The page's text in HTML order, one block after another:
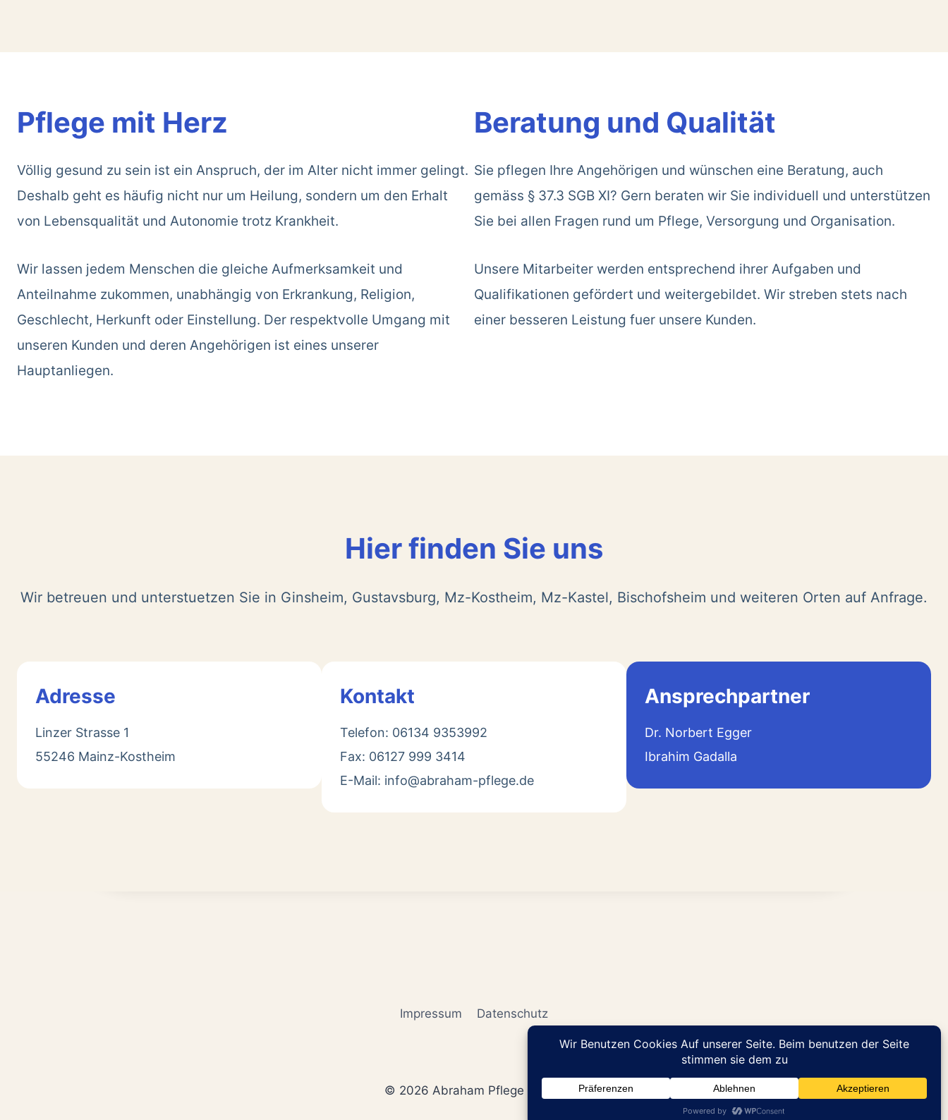
Pflege mit Herz
Völlig gesund zu sein ist ein Anspruch, der im Alter nicht immer gelingt.
Deshalb geht es häufig nicht nur um Heilung, sondern um den Erhalt
von Lebensqualität und Autonomie trotz Krankheit.
Wir lassen jedem Menschen die gleiche Aufmerksamkeit und
Anteilnahme zukommen, unabhängig von Erkrankung, Religion,
Geschlecht, Herkunft oder Einstellung. Der respektvolle Umgang mit
unseren Kunden und deren Angehörigen ist eines unserer
Hauptanliegen.
Beratung und Qualität
Sie pflegen Ihre Angehörigen und wünschen eine Beratung, auch
gemäss § 37.3 SGB XI? Gern beraten wir Sie individuell und unterstützen
Sie bei allen Fragen rund um Pflege, Versorgung und Organisation.
Unsere Mitarbeiter werden entsprechend ihrer Aufgaben und
Qualifikationen gefördert und weitergebildet. Wir streben stets nach
einer besseren Leistung fuer unsere Kunden.
Hier finden Sie uns
Wir betreuen und unterstuetzen Sie in Ginsheim, Gustavsburg, Mz-Kostheim, Mz-Kastel, Bischofsheim und weiteren Orten auf Anfrage.
Adresse
Linzer Strasse 1
55246 Mainz-Kostheim
Kontakt
Telefon: 06134 9353992
Fax: 06127 999 3414
E-Mail: info@abraham-pflege.de
Ansprechpartner
Dr. Norbert Egger
Ibrahim Gadalla
Impressum Datenschutz
© 2026 Abraham Pflege GmbH